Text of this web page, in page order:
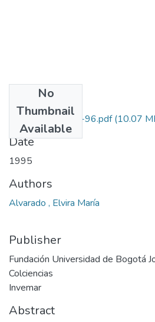
No
Thumbnail
Available
1202-09-221-96.pdf(10.07
Date
1995
Authors
Alvarado , Elvira María
Publisher
Fundación Universidad de Bogotá
Colciencias
Invemar
Abstract